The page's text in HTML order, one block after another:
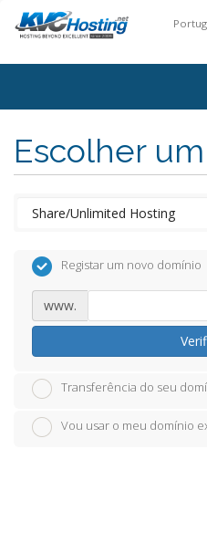
Escolher
Registar um novo domínio
www.
Transferência do seu
Vou usar o meu domínio